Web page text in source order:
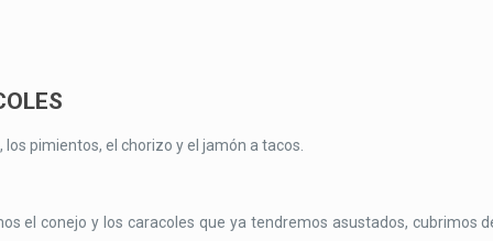
pimientos, el chorizo y el jamón a tacos.
el conejo y los caracoles que ya tendremos asustados, cubrimos